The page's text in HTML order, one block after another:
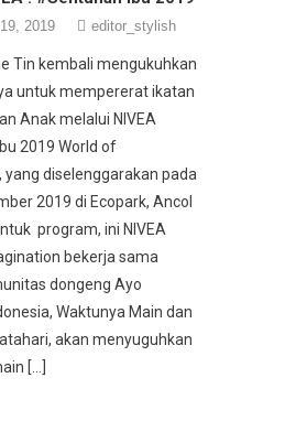
2019 editor_stylish
Tin kembali mengukuhkan
untuk mempererat ikatan
Anak melalui NIVEA
2019 World of
yang diselenggarakan pada
2019 di Ecopark, Ancol
program, ini NIVEA
bekerja sama
dongeng Ayo
Waktunya Main dan
akan menyuguhkan
[…]